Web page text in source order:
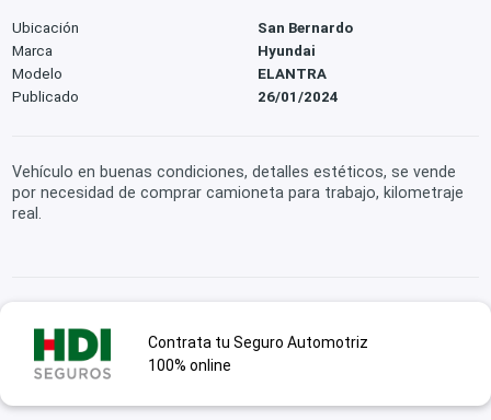
Ubicación
San Bernardo
Marca
Hyundai
Modelo
ELANTRA
Publicado
26/01/2024
Vehículo en buenas condiciones, detalles estéticos, se vende
por necesidad de comprar camioneta para trabajo, kilometraje
real.
Contrata tu Seguro Automotriz
100% online